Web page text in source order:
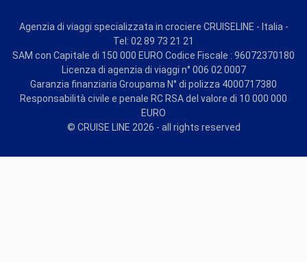
Agenzia di viaggi specializzata in crociere CRUISELINE - Italia -
Tel: 02 89 73 21 21
SAM con Capitale di 150 000 EURO Codice Fiscale : 96072370180
Licenza di agenzia di viaggi n° 006 02 0007
Garanzia finanziaria Groupama N° di polizza 4000717380
Responsabilità civile e penale RC RSA del valore di 10 000 000
EURO
© CRUISE LINE 2026 - all rights reserved